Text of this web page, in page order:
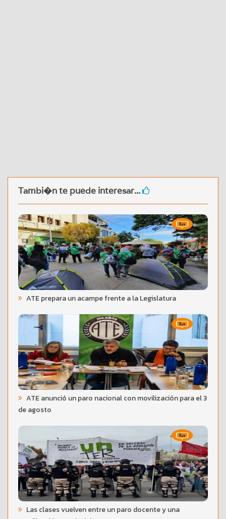
Tambi�n te puede interesar...
ATE prepara un acampe frente a la Legislatura
ATE anunció un paro nacional con movilización para el 3
de agosto
Las clases vuelven entre un paro docente y una